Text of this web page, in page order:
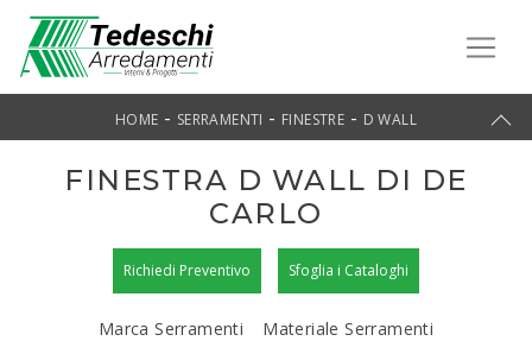
HOME - SERRAMENTI - FINESTRE - D WALL
FINESTRA D WALL DI DE
CARLO
Richiedi Preventivo Sfoglia i Cataloghi
Marca Serramenti Materiale Serramenti